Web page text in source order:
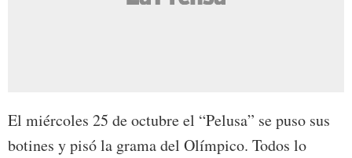
El miércoles 25 de octubre el “Pelusa” se puso sus
botines y pisó la grama del Olímpico. Todos lo